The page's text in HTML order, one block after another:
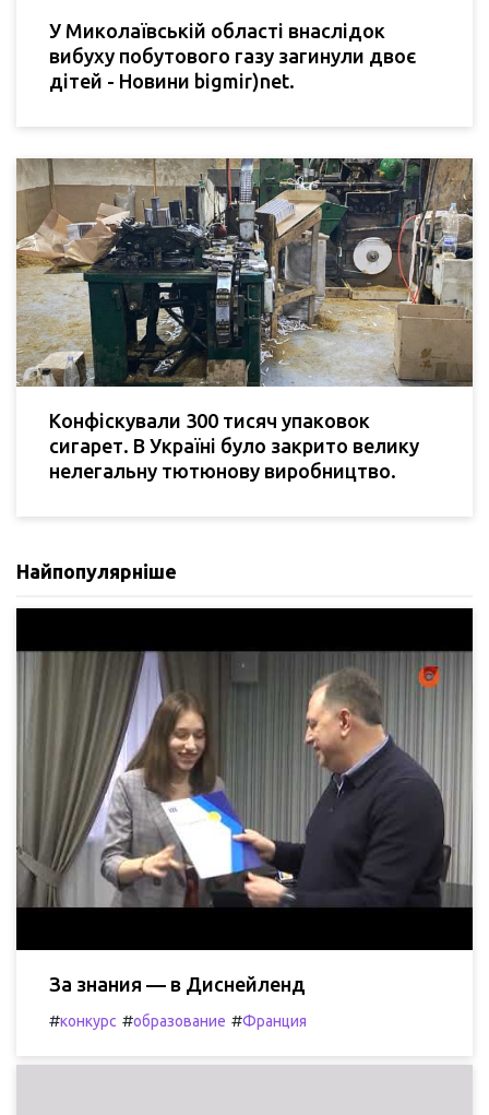
У Миколаївській області внаслідок
вибуху побутового газу загинули двоє
дітей - Новини bigmir)net.
Конфіскували 300 тисяч упаковок
сигарет. В Україні було закрито велику
нелегальну тютюнову виробництво.
Найпопулярніше
За знания — в Диснейленд
#конкурс #образование #Франция